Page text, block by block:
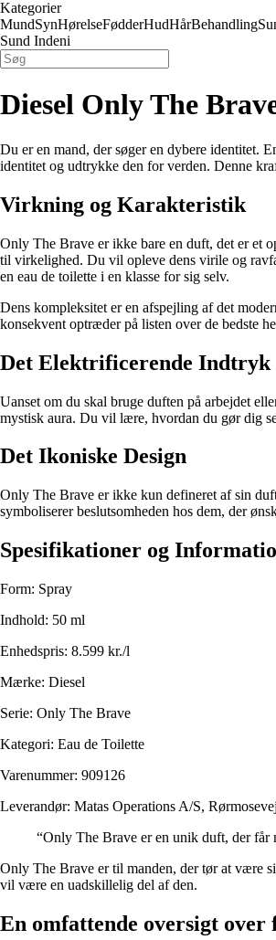
Kategorier
MundSynHørelseFødderHudHårBehandling
Sund Indeni
Diesel Only The
Du er en mand, der søger en dybere identitet.
identitet og udtrykke den for verden. Denne
Virkning og Karakteristik
Only The Brave er ikke bare en duft, det er et
til virkelighed. Du vil opleve dens virile og
en eau de toilette i en klasse for sig selv.
Dens kompleksitet er en afspejling af det
konsekvent optræder på listen over de bedste
Det Elektrificerende Indtryk
Uanset om du skal bruge duften på arbejdet
mystisk aura. Du vil lære, hvordan du gør dig
Det Ikoniske Design
Only The Brave er ikke kun defineret af sin
symboliserer beslutsomheden hos dem, der
Spesifikationer og
Form: Spray
Indhold: 50 ml
Enhedspris: 8.599 kr./l
Mærke: Diesel
Serie: Only The Brave
Kategori: Eau de Toilette
Varenummer: 909126
Leverandør: Matas Operations A/S,
“Only The Brave er en unik duft, der
Only The Brave er til manden, der tør at være
vil være en uadskillelig del af den.
En omfattende oversigt